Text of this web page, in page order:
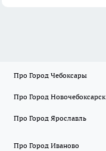
Про Город Чебоксары
Про Город Новочебоксарск
Про Город Ярославль
Про Город Иваново